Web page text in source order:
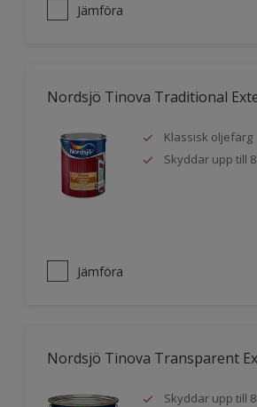
Jämföra
Nordsjö Tinova Traditional
Klassisk oljefärg
Skyddar upp till
Jämföra
Nordsjö Tinova Transparent
Skyddar upp till